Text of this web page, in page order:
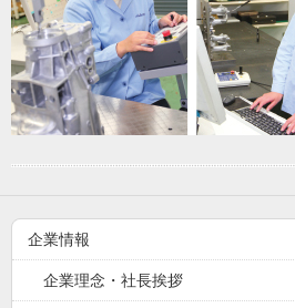
企業情報
企業理念・社長挨拶